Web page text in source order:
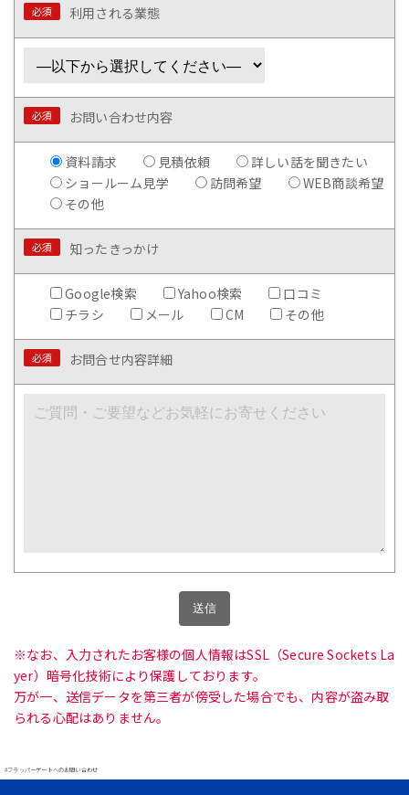
必須 利用される業態
必須 お問い合わせ内容
資料請求 見積依頼
詳しい話を聞きたい
ショールーム見学
訪問希望
WEB商談希望
その他
必須 知ったきっかけ
Google検索 Yahoo検索
口コミ
チラシ
メール CM その他
必須 お問合せ内容詳細
※なお、入力されたお客様の個人情報はSSL（Secure Sockets La
yer）暗号化技術により保護しております。
万が一、送信データを第三者が傍受した場合でも、内容が盗み取
られる心配はありません。
#フラッパーゲートへのお問い合わせ